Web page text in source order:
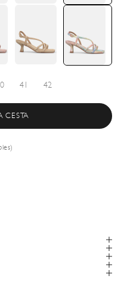
41 42
CESTA